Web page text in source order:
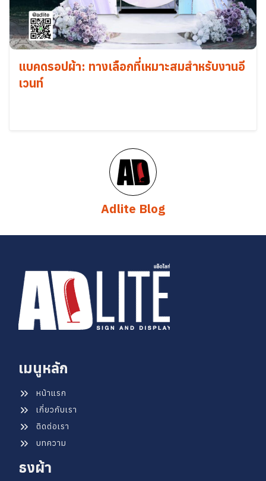
แบคดรอปผ้า: ทางเลือกที่เหมาะสมสำหรับงานอี
เวนท์
Adlite Blog
เมนูหลัก
หน้าแรก
เกี่ยวกับเรา
ติดต่อเรา
บทความ
ธงผ้า